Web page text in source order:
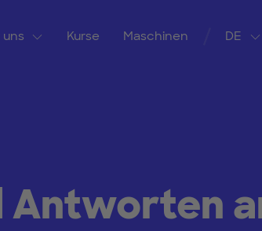
uns Kurse Maschinen DE